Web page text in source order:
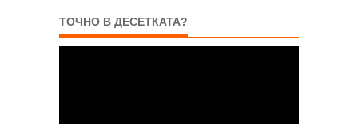
ТОЧНО В ДЕСЕТКАТА?